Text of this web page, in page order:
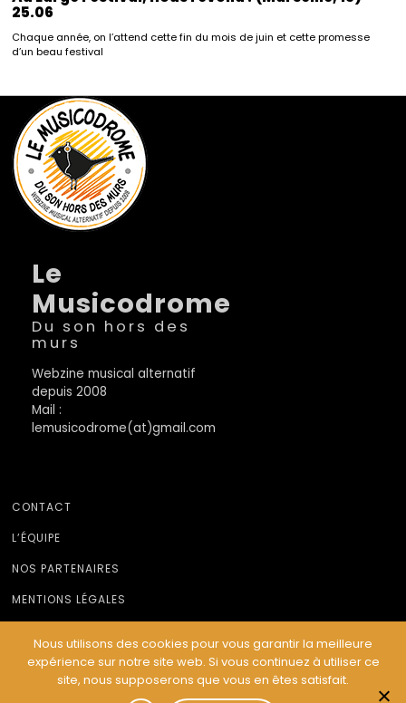
25.06
Chaque année, on l’attend cette fin du mois de juin et cette promesse
d’un beau festival
Le
Musicodrome
Du son hors des
murs
Webzine musical alternatif
depuis 2008
Mail :
lemusicodrome(at)gmail.com
CONTACT
L’ÉQUIPE
NOS PARTENAIRES
MENTIONS LÉGALES
© Le Musicodrome 2022 - Webdesign :Cereal Concept
Nous utilisons des cookies pour vous garantir la meilleure
expérience sur notre site web. Si vous continuez à utiliser ce
site, nous supposerons que vous en êtes satisfait.